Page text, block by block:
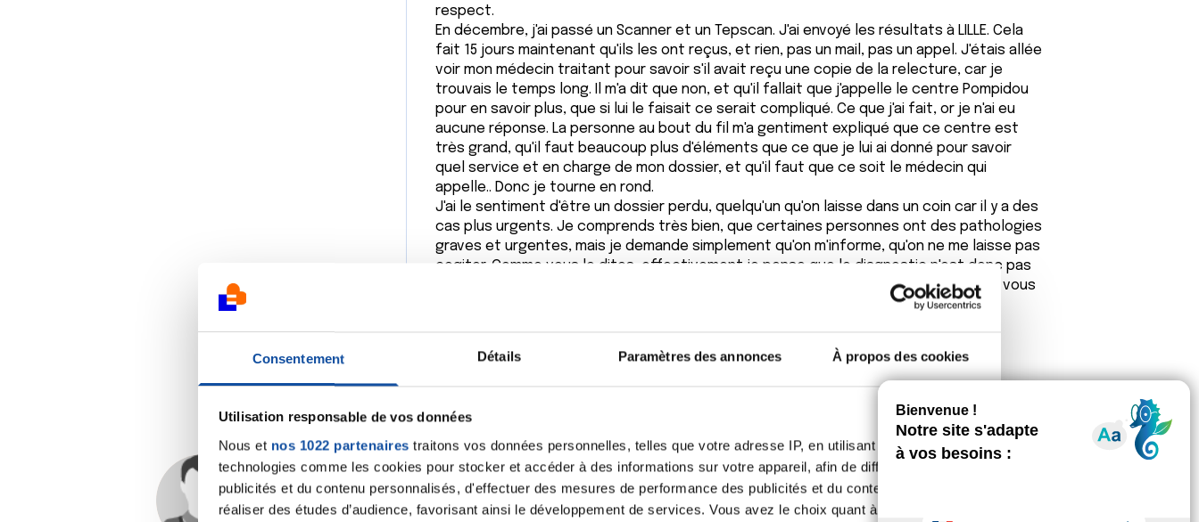
Consentement Détails Paramètres des annonces À propos des cookies
Utilisation responsable de vos données
Nous et nos 1022 partenaires traitons vos données personnelles, telles que votre adresse IP, en utilisant des
technologies comme les cookies pour stocker et accéder à des informations sur votre appareil, afin de diffuser des
publicités et du contenu personnalisés, d'effectuer des mesures de performance des publicités et du contenu, ainsi que de
réaliser des études d’audience, favorisant ainsi le développement de services. Vous avez le choix quant à l'utilisation de
respect.
En décembre, j'ai passé un Scanner et un Tepscan. J'ai envoyé les résultats à LILLE. Cela
fait 15 jours maintenant qu'ils les ont reçus, et rien, pas un mail, pas un appel. J'étais allée
voir mon médecin traitant pour savoir s'il avait reçu une copie de la relecture, car je
trouvais le temps long. Il m'a dit que non, et qu'il fallait que j'appelle le centre Pompidou
pour en savoir plus, que si lui le faisait ce serait compliqué. Ce que j'ai fait, or je n'ai eu
aucune réponse. La personne au bout du fil m'a gentiment expliqué que ce centre est
très grand, qu'il faut beaucoup plus d'éléments que ce que je lui ai donné pour savoir
quel service et en charge de mon dossier, et qu'il faut que ce soit le médecin qui
appelle.. Donc je tourne en rond.
J'ai le sentiment d'être un dossier perdu, quelqu'un qu'on laisse dans un coin car il y a des
cas plus urgents. Je comprends très bien, que certaines personnes ont des pathologies
graves et urgentes, mais je demande simplement qu'on m'informe, qu'on ne me laisse pas
cogiter. Comme vous le dites, effectivement je pense que le diagnostic n'est donc pas
préoccupant, mais qu'on me le dise de vive voix. Je vous remercie de m'avoir lue. et vous
Dr A.Marceau
20/01/2020 - 11:37
L'attitude de ce médecin de Boulogne, telle que vous la décrivez, est parfaitement
inadmissible, un second avis étant parfaitement légitime.
J'espère que vous recevrez rapidement vos résultats mais je m'étonne que votre